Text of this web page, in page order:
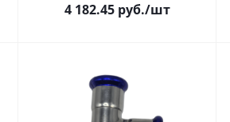
4 182.45 руб./шт